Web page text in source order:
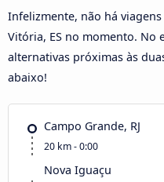
Infelizmente, não há
Vitória, ES no momento. No
alternativas próximas às
abaixo!
Campo Grande, RJ
20 km - 0:00
Nova Iguaçu